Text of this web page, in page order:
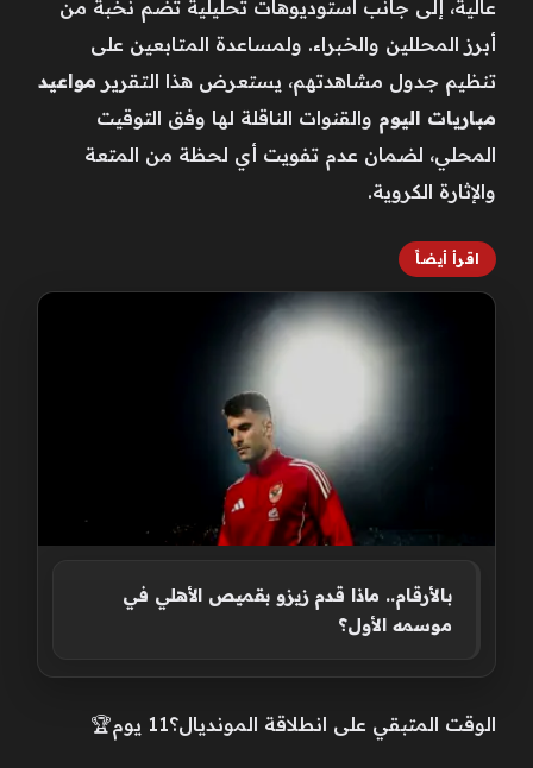
عالية، إلى جانب استوديوهات تحليلية تضم نخبة من
أبرز المحللين والخبراء. ولمساعدة المتابعين على
تنظيم جدول مشاهدتهم، يستعرض هذا التقرير مواعيد
مباريات اليوم والقنوات الناقلة لها وفق التوقيت
المحلي، لضمان عدم تفويت أي لحظة من المتعة
والإثارة الكروية.
اقرأ أيضاً
بالأرقام.. ماذا قدم زيزو بقميص الأهلي في
موسمه الأول؟
الوقت المتبقي على انطلاقة المونديال؟11 يوم🏆